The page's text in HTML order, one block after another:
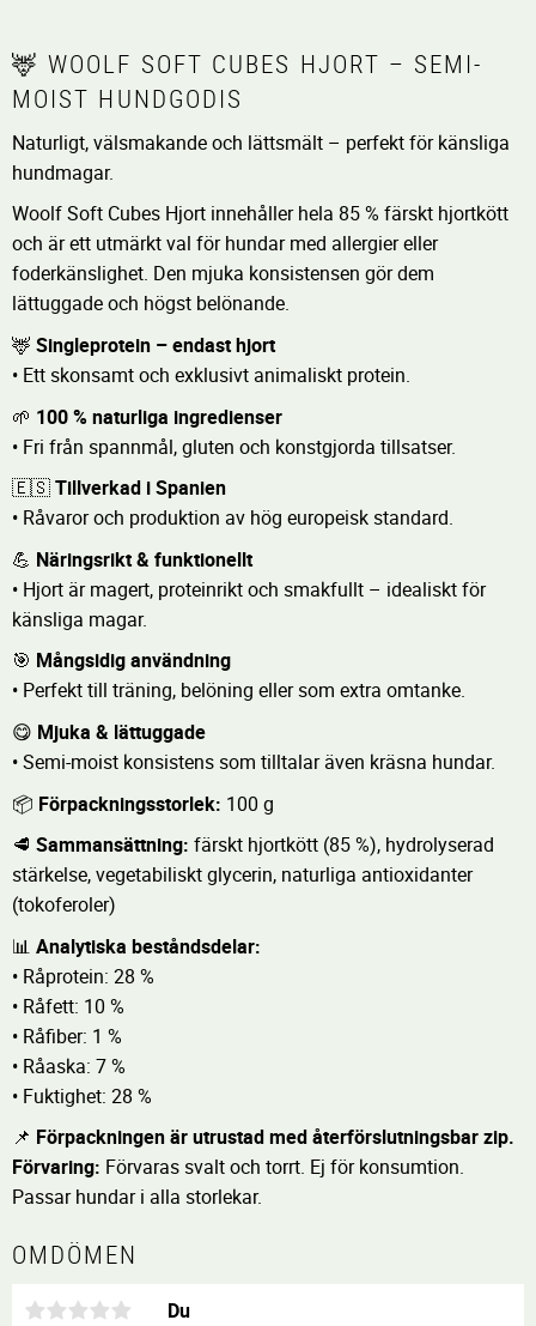
🦌 WOOLF SOFT CUBES HJORT – SEMI-
MOIST HUNDGODIS
Naturligt, välsmakande och lättsmält – perfekt för känsliga
hundmagar.
Woolf Soft Cubes Hjort innehåller hela 85 % färskt hjortkött
och är ett utmärkt val för hundar med allergier eller
foderkänslighet. Den mjuka konsistensen gör dem
lättuggade och högst belönande.
🦌 Singleprotein – endast hjort
• Ett skonsamt och exklusivt animaliskt protein.
🌱 100 % naturliga ingredienser
• Fri från spannmål, gluten och konstgjorda tillsatser.
🇪🇸Tillverkad i Spanien
• Råvaror och produktion av hög europeisk standard.
💪 Näringsrikt & funktionellt
• Hjort är magert, proteinrikt och smakfullt – idealiskt för
känsliga magar.
🎯 Mångsidig användning
• Perfekt till träning, belöning eller som extra omtanke.
😋 Mjuka & lättuggade
• Semi-moist konsistens som tilltalar även kräsna hundar.
📦 Förpackningsstorlek: 100 g
🥩 Sammansättning: färskt hjortkött (85 %), hydrolyserad
stärkelse, vegetabiliskt glycerin, naturliga antioxidanter
(tokoferoler)
📊 Analytiska beståndsdelar:
• Råprotein: 28 %
• Råfett: 10 %
• Råfiber: 1 %
• Råaska: 7 %
• Fuktighet: 28 %
📌 Förpackningen är utrustad med återförslutningsbar zip.
Förvaring: Förvaras svalt och torrt. Ej för konsumtion.
Passar hundar i alla storlekar.
OMDÖMEN
Du